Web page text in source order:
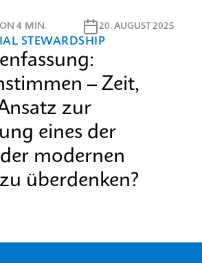
4 MIN. 20. AUGUST 2025
STEWARDSHIP
– Zeit,
zur
eines der
modernen
überdenken?